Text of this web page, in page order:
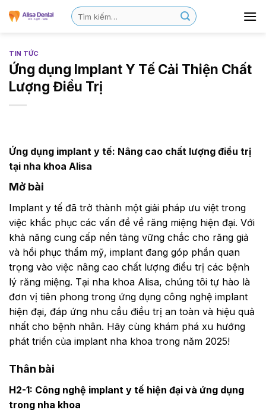
TIN TỨC
Ứng dụng Implant Y Tế Cải Thiện Chất
Lượng Điều Trị
Ứng dụng implant y tế: Nâng cao chất lượng điều trị
tại nha khoa Alisa
Mở bài
Implant y tế đã trở thành một giải pháp ưu việt trong
việc khắc phục các vấn đề về răng miệng hiện đại. Với
khả năng cung cấp nền tảng vững chắc cho răng giả
và hồi phục thẩm mỹ, implant đang góp phần quan
trọng vào việc nâng cao chất lượng điều trị các bệnh
lý răng miệng. Tại nha khoa Alisa, chúng tôi tự hào là
đơn vị tiên phong trong ứng dụng công nghệ implant
hiện đại, đáp ứng nhu cầu điều trị an toàn và hiệu quả
nhất cho bệnh nhân. Hãy cùng khám phá xu hướng
phát triển của implant nha khoa trong năm 2025!
Thân bài
H2-1: Công nghệ implant y tế hiện đại và ứng dụng
trong nha khoa